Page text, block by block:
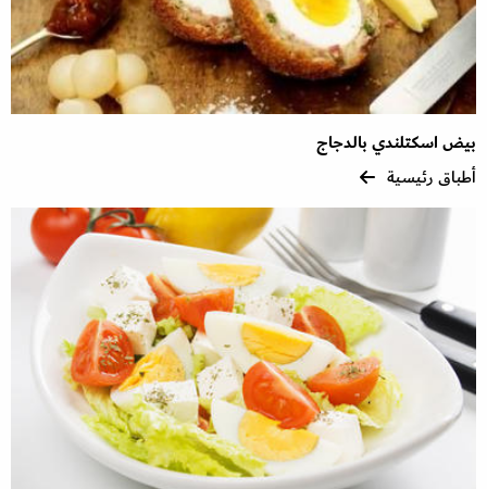
بيض اسكتلندي بالدجاج
أطباق رئيسية